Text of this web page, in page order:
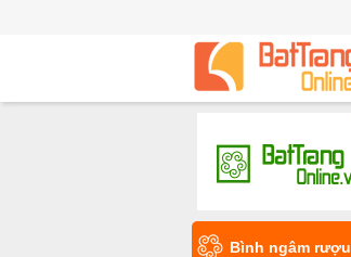
Bình ngâm rượu